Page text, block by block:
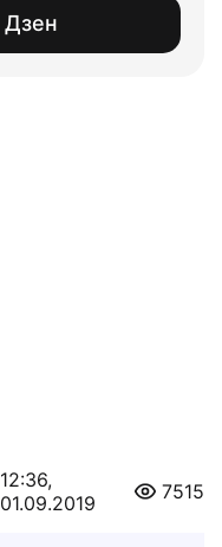
Дзен
12:36,
01.09.2019
7515